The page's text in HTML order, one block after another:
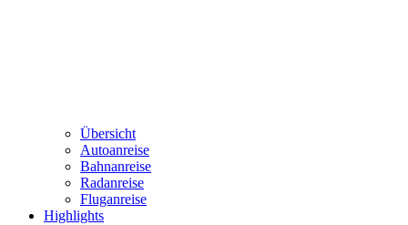
Übersicht
Autoanreise
Bahnanreise
Radanreise
Fluganreise
Highlights